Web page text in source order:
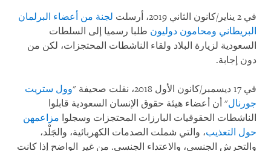
في 2 يناير/كانون الثاني 2019، أرسلت
لجنة من أعضاء البرلمان
البريطاني ومحامون دوليون طلبا رسميا إلى السلطات
السعودية لزيارة البلاد ولقاء الناشطات المحتجزات، لكن من
دون إجابة.
في 17 ديسمبر/كانون الأول 2018، نقلت صحيفة "
وول ستريت
جورنال" أن أعضاء هيئة حقوق الإنسان السعودية قابلوا
الناشطات الحقوقيات البارزات المحتجزات وسجلوا مزاعمهن
حول التعذيب، والتي شملت الصدمات الكهربائية، والجَلْد،
والتحرش الجنسي، والاعتداء الجنسي. من غير الواضح إذا كانت